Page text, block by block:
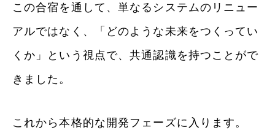
この合宿を通して、単なるシステムのリニュー
アルではなく、「どのような未来をつくってい
くか」という視点で、共通認識を持つことがで
きました。
これから本格的な開発フェーズに入ります。